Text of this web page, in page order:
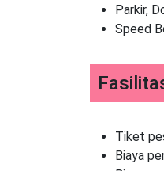
Parkir,
Speed
Tiket
Biaya